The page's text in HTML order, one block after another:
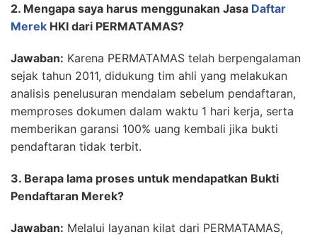
2. Mengapa saya harus menggunakan Jasa Daftar
Merek HKI dari PERMATAMAS?
Jawaban: Karena PERMATAMAS telah berpengalaman
sejak tahun 2011, didukung tim ahli yang melakukan
analisis penelusuran mendalam sebelum pendaftaran,
memproses dokumen dalam waktu 1 hari kerja, serta
memberikan garansi 100% uang kembali jika bukti
pendaftaran tidak terbit.
3. Berapa lama proses untuk mendapatkan Bukti
Pendaftaran Merek?
Jawaban: Melalui layanan kilat dari PERMATAMAS,